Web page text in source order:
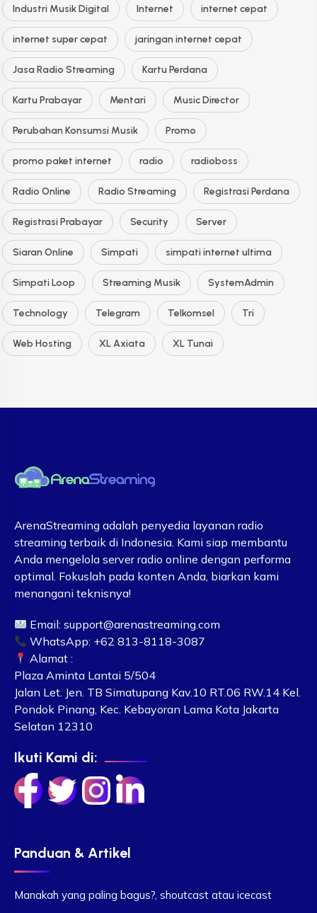
Industri Musik Digital Internet internet cepat
internet super cepat jaringan internet cepat
Jasa Radio Streaming Kartu Perdana
Kartu Prabayar Mentari Music Director
Perubahan Konsumsi Musik Promo
promo paket internet radio radioboss
Radio Online Radio Streaming Registrasi Perdana
Registrasi Prabayar Security Server
Siaran Online Simpati simpati internet ultima
Simpati Loop Streaming Musik SystemAdmin
Technology Telegram Telkomsel Tri
Web Hosting XL Axiata XL Tunai
ArenaStreaming adalah penyedia layanan radio
streaming terbaik di Indonesia. Kami siap membantu
Anda mengelola server radio online dengan performa
optimal. Fokuslah pada konten Anda, biarkan kami
menangani teknisnya!
Email:support@arenastreaming.com
WhatsApp: +62 813-8118-3087
Alamat :
Plaza Aminta Lantai 5/504
Jalan Let. Jen. TB Simatupang Kav.10 RT.06 RW.14 Kel.
Pondok Pinang, Kec. Kebayoran Lama Kota Jakarta
Selatan 12310
Ikuti Kami di:
Panduan & Artikel
Manakah yang paling bagus?, shoutcast atau icecast